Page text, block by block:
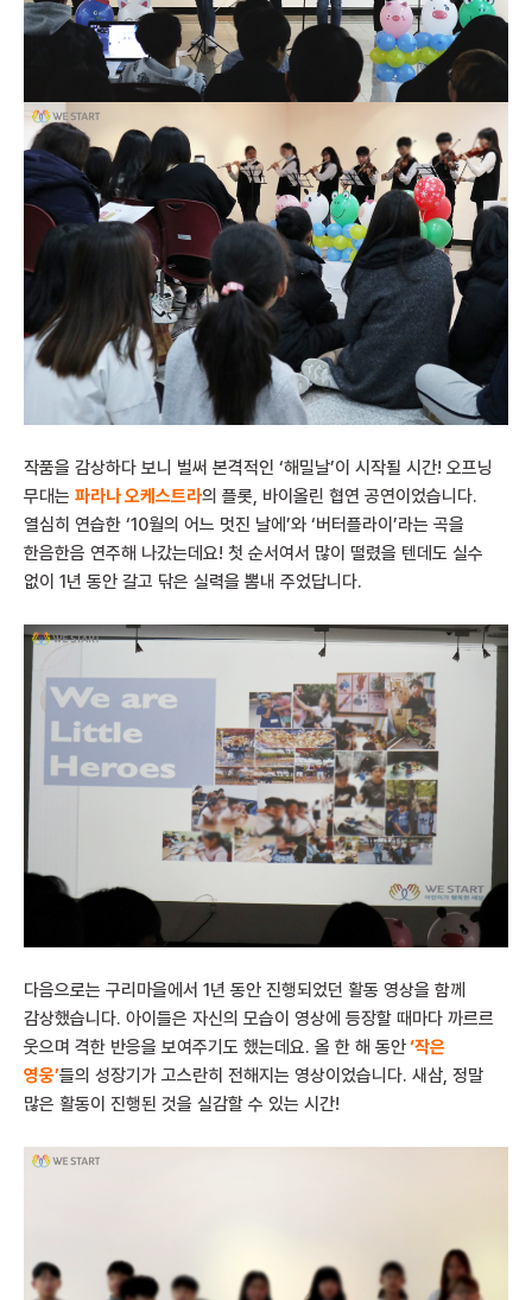
작품을 감상하다 보니 벌써 본격적인 ‘해밀날’이 시작될 시간! 오프닝
무대는 파라나 오케스트라의 플롯, 바이올린 협연 공연이었습니다.
열심히 연습한 ‘10월의 어느 멋진 날에’와 ‘버터플라이’라는 곡을
한음한음 연주해 나갔는데요! 첫 순서여서 많이 떨렸을 텐데도 실수
없이 1년 동안 갈고 닦은 실력을 뽐내 주었답니다.
다음으로는 구리마을에서 1년 동안 진행되었던 활동 영상을 함께
감상했습니다. 아이들은 자신의 모습이 영상에 등장할 때마다 까르르
웃으며 격한 반응을 보여주기도 했는데요. 올 한 해 동안‘작은
영웅’들의 성장기가 고스란히 전해지는 영상이었습니다. 새삼, 정말
많은 활동이 진행된 것을 실감할 수 있는 시간!